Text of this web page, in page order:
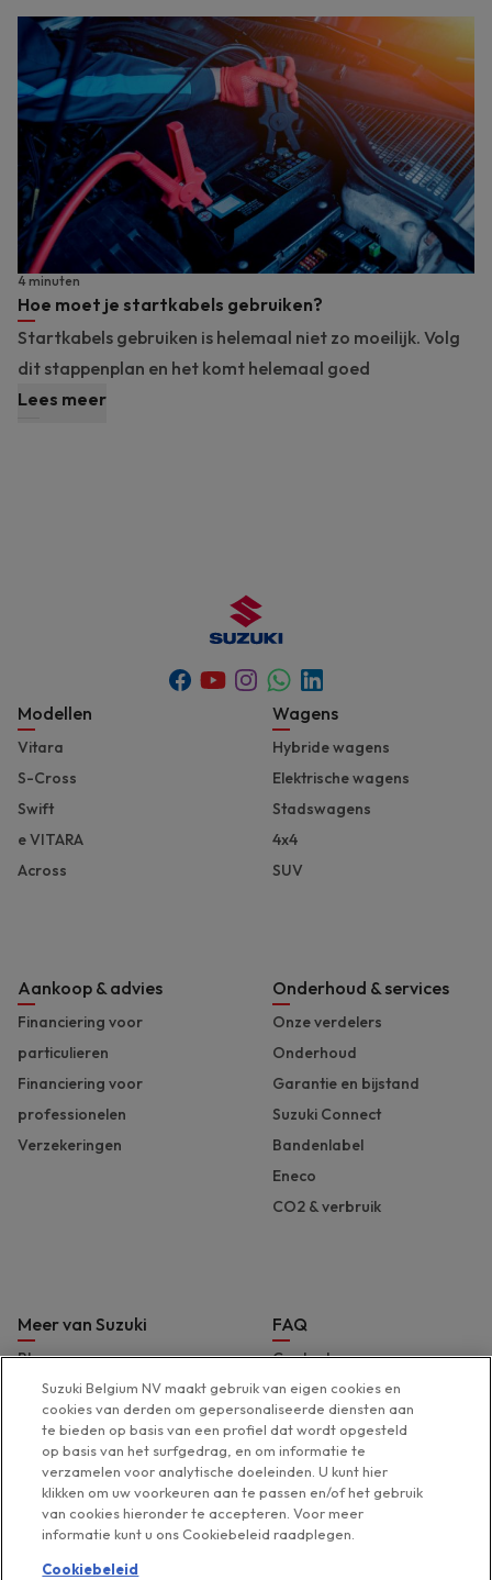
Hoe moet je startkabels gebruiken?
4 minuten
Startkabels gebruiken is helemaal niet zo moeilijk. Volg
dit stappenplan en het komt helemaal goed
Lees meer
Facebook
YoutubeInstagram
Whatsapp
Linkedin
Footer
Modellen
Vitara
S-Cross
Swift
e VITARA
Across
Wagens
Hybride wagens
Elektrische wagens
Stadswagens
4x4
SUV
Aankoop & advies
Financiering voor
particulieren
Financiering voor
professionelen
Verzekeringen
Onderhoud & services
Onze verdelers
Onderhoud
Garantie en bijstand
Suzuki Connect
Bandenlabel
Eneco
CO2 & verbruik
Meer van Suzuki
Blog
Brochures en prijslijst
Pers
Suzuki Marine
Suzuki 2 Wheels
Suzuki Global
FAQ
Contact
Hulp & support
Toegankelijkheidsverklaring
Suzuki Belgium NV maakt gebruik van eigen cookies en
cookies van derden om gepersonaliseerde diensten aan
te bieden op basis van een profiel dat wordt opgesteld
op basis van het surfgedrag, en om informatie te
verzamelen voor analytische doeleinden. U kunt hier
klikken om uw voorkeuren aan te passen en/of het gebruik
van cookies hieronder te accepteren. Voor meer
informatie kunt u ons Cookiebeleid raadplegen.
Cookiebeleid